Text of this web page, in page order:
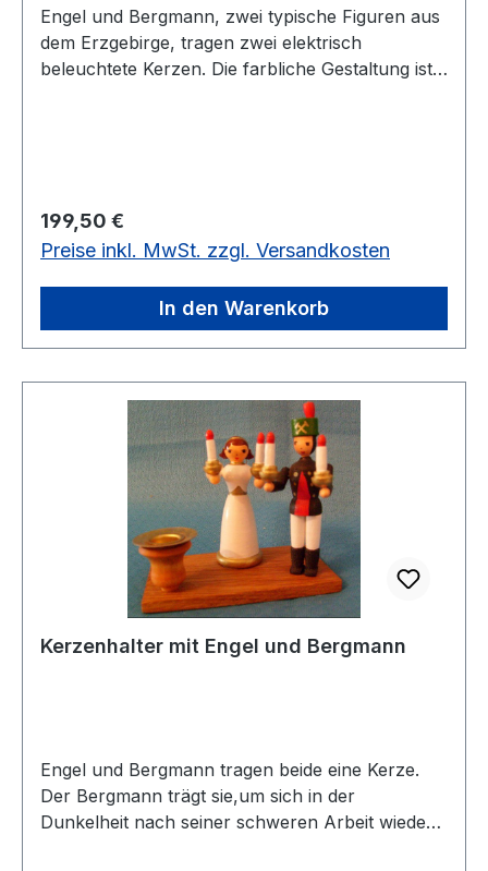
Engel und Bergmann, zwei typische Figuren aus
dem Erzgebirge, tragen zwei elektrisch
beleuchtete Kerzen. Die farbliche Gestaltung ist
Regulärer Preis:
199,50 €
Preise inkl. MwSt. zzgl. Versandkosten
In den Warenkorb
Kerzenhalter mit Engel und Bergmann
Engel und Bergmann tragen beide eine Kerze.
Der Bergmann trägt sie,um sich in der
Dunkelheit nach seiner schweren Arbeit wieder